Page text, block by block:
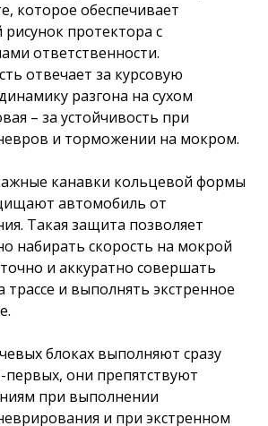
которое обеспечивает
протектора с
ответственности.
отвечает за курсовую
разгона на сухом
– за устойчивость при
и торможении на мокром.
канавки кольцевой формы
автомобиль от
Такая защита позволяет
набирать скорость на мокрой
и аккуратно совершать
трассе и выполнять экстренное
блоках выполняют сразу
они препятствуют
при выполнении
и при экстренном